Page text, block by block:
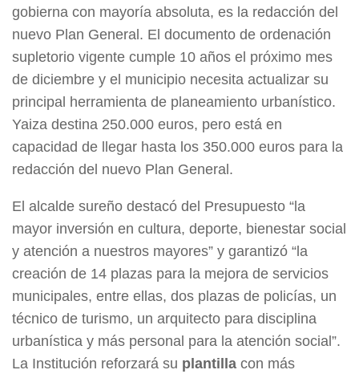
gobierna con mayoría absoluta, es la redacción del
nuevo Plan General. El documento de ordenación
supletorio vigente cumple 10 años el próximo mes
de diciembre y el municipio necesita actualizar su
principal herramienta de planeamiento urbanístico.
Yaiza destina 250.000 euros, pero está en
capacidad de llegar hasta los 350.000 euros para la
redacción del nuevo Plan General.
El alcalde sureño destacó del Presupuesto “la
mayor inversión en cultura, deporte, bienestar social
y atención a nuestros mayores” y garantizó “la
creación de 14 plazas para la mejora de servicios
municipales, entre ellas, dos plazas de policías, un
técnico de turismo, un arquitecto para disciplina
urbanística y más personal para la atención social”.
La Institución reforzará su plantilla con más